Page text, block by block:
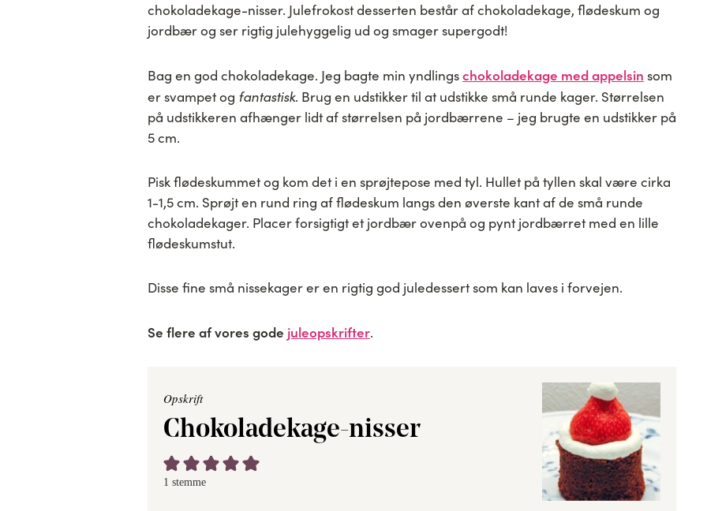
chokoladekage-nisser. Julefrokost desserten består af chokoladekage, flødeskum og
jordbær og ser rigtig julehyggelig ud og smager supergodt!
Bag en god chokoladekage. Jeg bagte min yndlingschokoladekage med appelsin som
er svampet og fantastisk. Brug en udstikker til at udstikke små runde kager. Størrelsen
på udstikkeren afhænger lidt af størrelsen på jordbærrene – jeg brugte en udstikker på
5 cm.
Pisk flødeskummet og kom det i en sprøjtepose med tyl. Hullet på tyllen skal være cirka
1-1,5 cm. Sprøjt en rund ring af flødeskum langs den øverste kant af de små runde
chokoladekager. Placer forsigtigt et jordbær ovenpå og pynt jordbærret med en lille
flødeskumstut.
Disse fine små nissekager er en rigtig god juledessert som kan laves i forvejen.
Se flere af vores gode juleopskrifter.
Opskrift
Chokoladekage-nisser
1 stemme